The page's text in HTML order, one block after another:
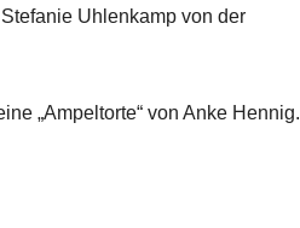
Uhlenkamp von der
„Ampeltorte“ von Anke Hennig.